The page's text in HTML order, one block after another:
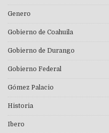
Genero
Gobierno de Coahuila
Gobierno de Durango
Gobierno Federal
Gómez Palacio
Historia
Ibero